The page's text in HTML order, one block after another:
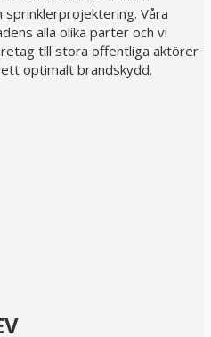
sprinklerprojektering. Våra
alla olika parter och vi
till stora offentliga aktörer
optimalt brandskydd.